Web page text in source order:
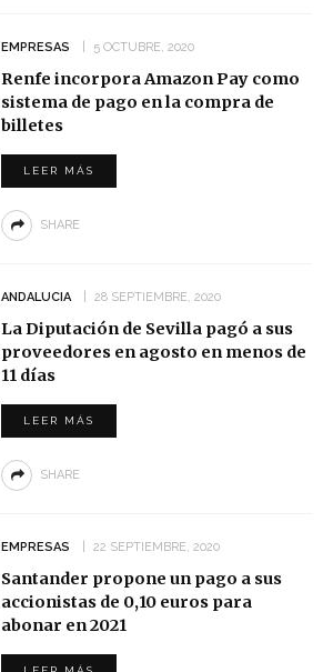
EMPRESAS 5 OCTUBRE, 2020
Renfe incorpora Amazon Pay como
sistema de pago en la compra de
billetes
LEER MÁS
SHARE
ANDALUCIA 28 SEPTIEMBRE, 2020
La Diputación de Sevilla pagó a sus
proveedores en agosto en menos de
11 días
LEER MÁS
SHARE
EMPRESAS 22 SEPTIEMBRE, 2020
Santander propone un pago a sus
accionistas de 0,10 euros para
abonar en 2021